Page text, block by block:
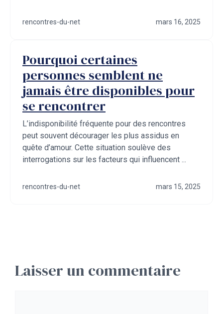
rencontres-du-net mars 16, 2025
Pourquoi certaines
personnes semblent ne
jamais être disponibles pour
se rencontrer
L’indisponibilité fréquente pour des rencontres
peut souvent décourager les plus assidus en
quête d’amour. Cette situation soulève des
interrogations sur les facteurs qui influencent ...
rencontres-du-net mars 15, 2025
Laisser un commentaire